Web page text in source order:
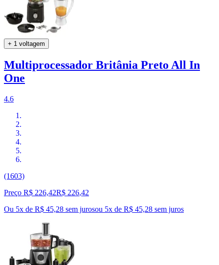
+ 1 voltagem
Multiprocessador Britânia Preto All In
One
4.6
(1603)
Preço R$ 226,42R$ 226,42
Ou 5x de R$ 45,28 sem jurosou 5x de R$ 45,28 sem juros